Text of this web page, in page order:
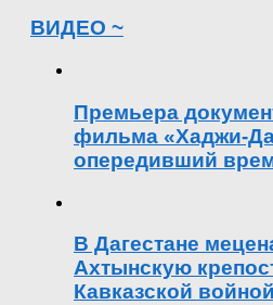
ВИДЕО ~
Премьера
фильма «Хаджи-
опередивший
В Дагестане
Ахтынскую
Кавказской